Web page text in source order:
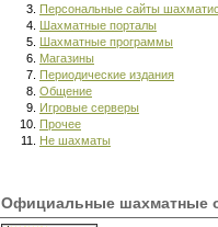
Персональные сайты
Шахматные порталы
Шахматные программы
Магазины
Периодические издания
Общение
Игровые серверы
Прочее
Не шахматы
Официальные шахматные